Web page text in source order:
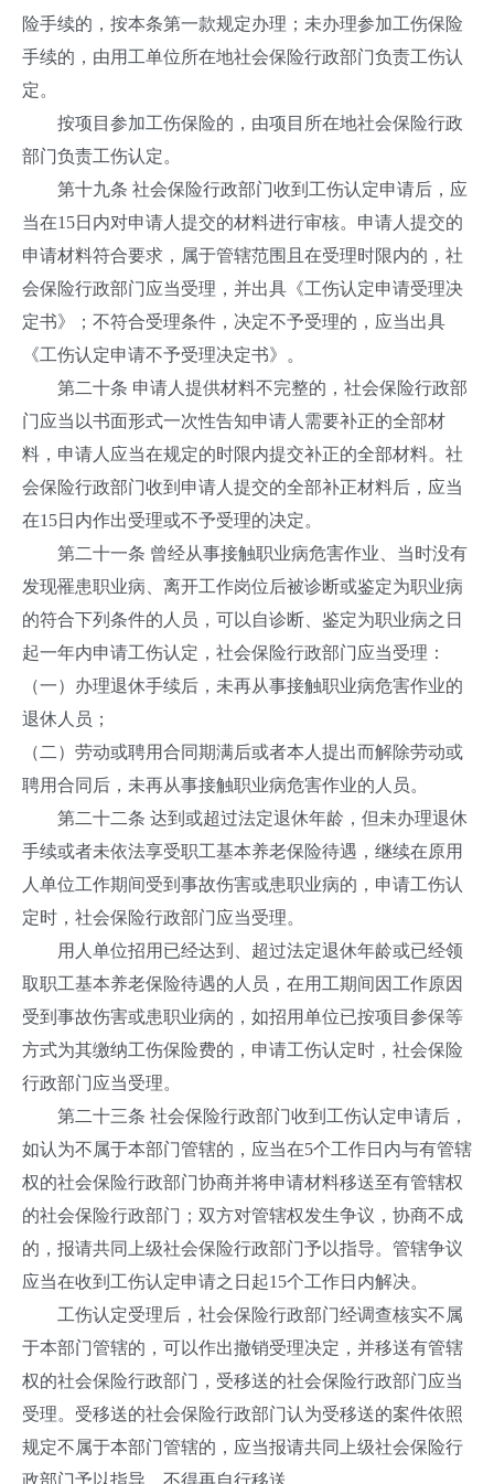
险手续的，按本条第一款规定办理；未办理参加工伤保险
手续的，由用工单位所在地社会保险行政部门负责工伤认
定。
按项目参加工伤保险的，由项目所在地社会保险行政
部门负责工伤认定。
第十九条 社会保险行政部门收到工伤认定申请后，应
当在15日内对申请人提交的材料进行审核。申请人提交的
申请材料符合要求，属于管辖范围且在受理时限内的，社
会保险行政部门应当受理，并出具《工伤认定申请受理决
定书》；不符合受理条件，决定不予受理的，应当出具
《工伤认定申请不予受理决定书》。
第二十条 申请人提供材料不完整的，社会保险行政部
门应当以书面形式一次性告知申请人需要补正的全部材
料，申请人应当在规定的时限内提交补正的全部材料。社
会保险行政部门收到申请人提交的全部补正材料后，应当
在15日内作出受理或不予受理的决定。
第二十一条 曾经从事接触职业病危害作业、当时没有
发现罹患职业病、离开工作岗位后被诊断或鉴定为职业病
的符合下列条件的人员，可以自诊断、鉴定为职业病之日
起一年内申请工伤认定，社会保险行政部门应当受理：
（一）办理退休手续后，未再从事接触职业病危害作业的
退休人员；
（二）劳动或聘用合同期满后或者本人提出而解除劳动或
聘用合同后，未再从事接触职业病危害作业的人员。
第二十二条 达到或超过法定退休年龄，但未办理退休
手续或者未依法享受职工基本养老保险待遇，继续在原用
人单位工作期间受到事故伤害或患职业病的，申请工伤认
定时，社会保险行政部门应当受理。
用人单位招用已经达到、超过法定退休年龄或已经领
取职工基本养老保险待遇的人员，在用工期间因工作原因
受到事故伤害或患职业病的，如招用单位已按项目参保等
方式为其缴纳工伤保险费的，申请工伤认定时，社会保险
行政部门应当受理。
第二十三条 社会保险行政部门收到工伤认定申请后，
如认为不属于本部门管辖的，应当在5个工作日内与有管辖
权的社会保险行政部门协商并将申请材料移送至有管辖权
的社会保险行政部门；双方对管辖权发生争议，协商不成
的，报请共同上级社会保险行政部门予以指导。管辖争议
应当在收到工伤认定申请之日起15个工作日内解决。
工伤认定受理后，社会保险行政部门经调查核实不属
于本部门管辖的，可以作出撤销受理决定，并移送有管辖
权的社会保险行政部门，受移送的社会保险行政部门应当
受理。受移送的社会保险行政部门认为受移送的案件依照
规定不属于本部门管辖的，应当报请共同上级社会保险行
政部门予以指导，不得再自行移送。